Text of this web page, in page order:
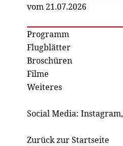
vom 21.07.2026
Programm
Flugblätter
Broschüren
Filme
Weiteres
Social Media: Instagram,
Zurück zur Startseite